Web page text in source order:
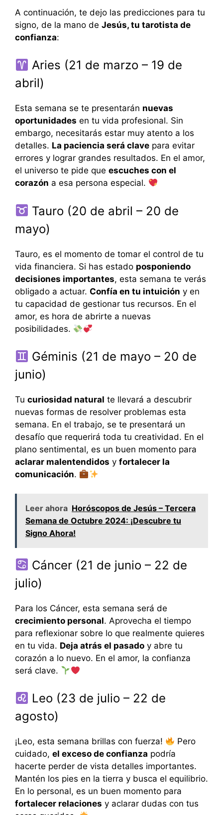
A continuación, te dejo las predicciones para tu
signo, de la mano de Jesús, tu tarotista de
confianza:
Aries (21 de marzo – 19 de
abril)
Esta semana se te presentarán nuevas
oportunidades en tu vida profesional. Sin
embargo, necesitarás estar muy atento a los
detalles. La paciencia será clave para evitar
errores y lograr grandes resultados. En el amor,
el universo te pide que escuches con el
corazón a esa persona especial.
Tauro (20 de abril – 20 de
mayo)
Tauro, es el momento de tomar el control de tu
vida financiera. Si has estado posponiendo
decisiones importantes, esta semana te verás
obligado a actuar. Confía en tu intuición y en
tu capacidad de gestionar tus recursos. En el
amor, es hora de abrirte a nuevas
posibilidades.
Géminis (21 de mayo – 20 de
junio)
Tu curiosidad natural te llevará a descubrir
nuevas formas de resolver problemas esta
semana. En el trabajo, se te presentará un
desafío que requerirá toda tu creatividad. En el
plano sentimental, es un buen momento para
aclarar malentendidos y fortalecer la
comunicación.
Leer ahora Horóscopos de Jesús – Tercera
Semana de Octubre 2024: ¡Descubre tu
Signo Ahora!
Cáncer (21 de junio – 22 de
julio)
Para los Cáncer, esta semana será de
crecimiento personal. Aprovecha el tiempo
para reflexionar sobre lo que realmente quieres
en tu vida. Deja atrás el pasado y abre tu
corazón a lo nuevo. En el amor, la confianza
será clave.
Leo (23 de julio – 22 de
agosto)
¡Leo, esta semana brillas con fuerza!
Pero
cuidado, el exceso de confianza podría
hacerte perder de vista detalles importantes.
Mantén los pies en la tierra y busca el equilibrio.
En lo personal, es un buen momento para
fortalecer relaciones y aclarar dudas con tus